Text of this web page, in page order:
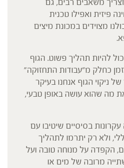
משאבים רבים, גם
פיזית ואפילו טכנית
מצוידים במכונת מיצים
להיות תהליך פשוט. הגוף
כחלק מ"עבודות התחזוקה"
ניקוי הגוף אנחנו בעיקר
מה שהוא עושה באופן טבעי,
בסיסיים שיטיבו עם
ולא רק יתרמו לתהליך
הקפדה על מנוחה טובה ועל
מרובה של מים או